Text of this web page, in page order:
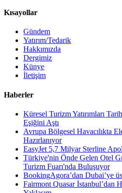
Kısayollar
Gündem
Yatırım/Tedarik
Hakkımızda
Dergimiz
Künye
İletişim
Haberler
Küresel Turizm Yatırımları
Eşiğini Aştı
Avrupa Bölgesel Havacılıkta
Hazırlanıyor
EasyJet 5,7 Milyar Sterline
Türkiye'nin Önde Gelen Otel
Turizm Fuarı'nda Buluşuyor
BookingAgora’dan Dubai’ye
Fairmont Quasar İstanbul’dan